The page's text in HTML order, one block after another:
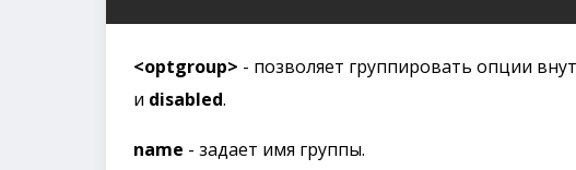
<optgroup> - позволяет группировать опции
и disabled.
name - задает имя группы.